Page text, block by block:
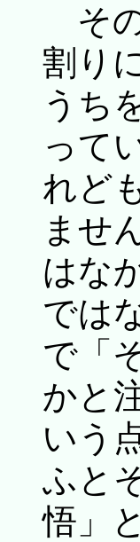
そ
割り
うち
って
れど
ませ
はな
では
で「
かと
いう
ふと
悟」